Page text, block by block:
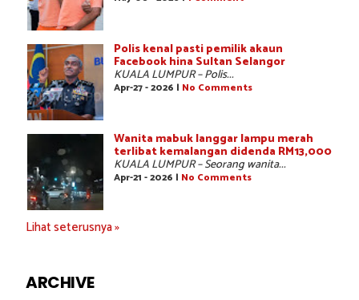
Polis kenal pasti pemilik akaun
Facebook hina Sultan Selangor
KUALA LUMPUR – Polis...
Apr-27 - 2026 | No Comments
Wanita mabuk langgar lampu merah
terlibat kemalangan didenda RM13,000
KUALA LUMPUR – Seorang wanita...
Apr-21 - 2026 | No Comments
Lihat seterusnya »
ARCHIVE